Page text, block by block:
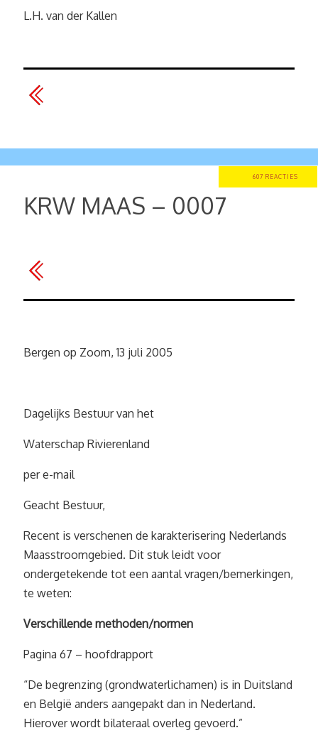
L.H. van der Kallen
607 REACTIES
KRW MAAS – 0007
Bergen op Zoom, 13 juli 2005
Dagelijks Bestuur van het
Waterschap Rivierenland
per e-mail
Geacht Bestuur,
Recent is verschenen de karakterisering Nederlands
Maasstroomgebied. Dit stuk leidt voor
ondergetekende tot een aantal vragen/bemerkingen,
te weten:
Verschillende methoden/normen
Pagina 67 – hoofdrapport
“De begrenzing (grondwaterlichamen) is in Duitsland
en België anders aangepakt dan in Nederland.
Hierover wordt bilateraal overleg gevoerd.”